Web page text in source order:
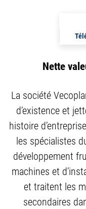
Nette
La société
d’existence et
histoire
les spécialistes
développement
machines et
et traitent les
secondaires